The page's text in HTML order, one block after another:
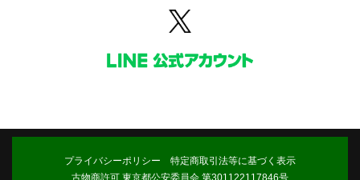
プライバシーポリシー
特定商取引法等に基づく表示
古物商許可 東京都公安委員会 第301122117846号